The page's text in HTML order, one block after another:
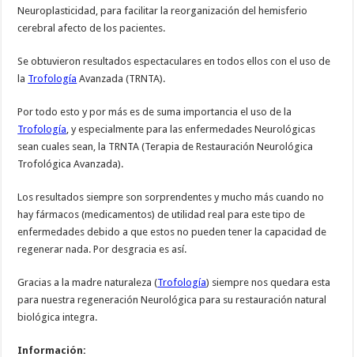
Neuroplasticidad, para facilitar la reorganización del hemisferio
cerebral afecto de los pacientes.
Se obtuvieron resultados espectaculares en todos ellos con el uso de
la Trofología Avanzada (TRNTA).
Por todo esto y por más es de suma importancia el uso de la
Trofología , y especialmente para las enfermedades Neurológicas
sean cuales sean, la TRNTA (Terapia de Restauración Neurológica
Trofológica Avanzada).
Los resultados siempre son sorprendentes y mucho más cuando no
hay fármacos (medicamentos) de utilidad real para este tipo de
enfermedades debido a que estos no pueden tener la capacidad de
regenerar nada. Por desgracia es así.
Gracias a la madre naturaleza (Trofología) siempre nos quedara esta
para nuestra regeneración Neurológica para su restauración natural
biológica integra.
Información: